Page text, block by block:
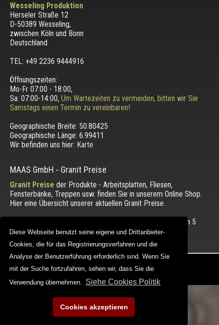
Diese Webseite benutzt seine eigene und Drittanbieter-
Cookies, die für das Registrierungsverfahren und die
Analyse der Benutzerführung erforderlich sind. Wenn Sie
mit der Suche fortzufahren, sehen wir, dass Sie die
Verwendung übernehmen. Siehe Cookies Politik
Cookies akzeptieren
Diese Webseite benutzt seine eigene und Drittanbieter-
Cookies, die für das Registrierungsverfahren und die
Analyse der Benutzerführung erforderlich sind. Wenn Sie
mit der Suche fortzufahren, sehen wir, dass Sie die
Verwendung übernehmen. Siehe Cookies Politik
Cookies akzeptieren
Wesseling Produktion
Herseler Straße 12
D-50389 Wesseling,
zwischen Köln und Bonn
Deutschland
TEL: +49 2236 9444916
Öffnungszeiten:
Mo-Fr 07:00 - 18:00,
Sa: 07:00-14:00, Um Wartezeiten zu vermeiden, bitten wir Sie
Samstags einen Termin zu vereinbaren!
Geographische Breite: 50.80425
Geographische Länge: 6.99411
Wir befinden uns hier: Karte
MAAS GmbH - Granit Preise
Granit Preise der Produkte - Arbeitsplatten, Fliesen,
Fensterbänke, Treppen usw. finden Sie in unserem Online Shop.
Hier eine Übersicht unserer aktuellen Granit Preise.
Die Bewertung unserer Kunden mit einem Durchschnitt von 5
von 5 Punkten.
Copyright © 2012 - 2026 |
Web Design |MAAG-Projekt